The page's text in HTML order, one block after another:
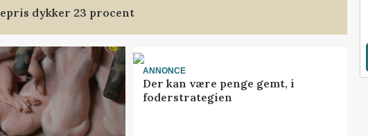
dykker 23 procent
ANNONCE
Der kan være penge gemt, i
foderstrategien